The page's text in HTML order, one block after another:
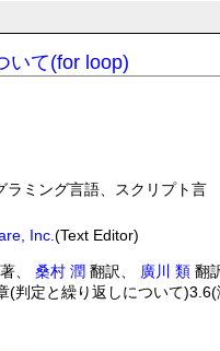
いて(for loop)
ラミング言語、スクリプト言
Inc. (Text Editor)
、 桑村 潤翻訳、 廣川 類翻
判定と繰り返しについて)3.6(